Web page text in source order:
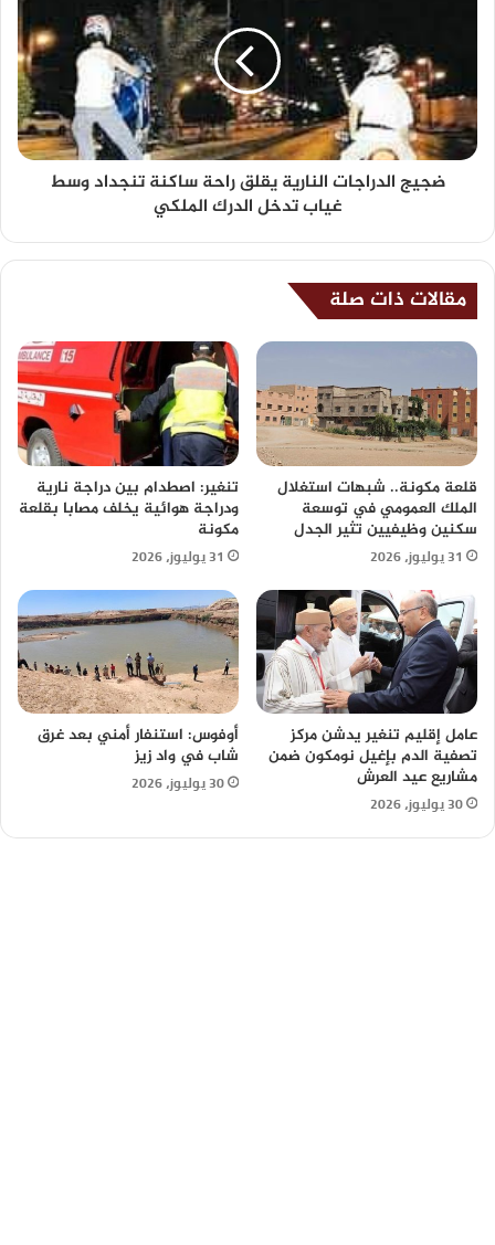
ضجيج الدراجات النارية يقلق راحة ساكنة تنجداد وسط
غياب تدخل الدرك الملكي
مقالات ذات صلة
قلعة مكونة.. شبهات استغلال
الملك العمومي في توسعة
سكنين وظيفيين تثير الجدل
31 يوليوز، 2026
تنغير: اصطدام بين دراجة نارية
ودراجة هوائية يخلف مصابا بقلعة
مكونة
31 يوليوز، 2026
عامل إقليم تنغير يدشن مركز
تصفية الدم بإغيل نومكون ضمن
مشاريع عيد العرش
30 يوليوز، 2026
أوفوس: استنفار أمني بعد غرق
شاب في واد زيز
30 يوليوز، 2026